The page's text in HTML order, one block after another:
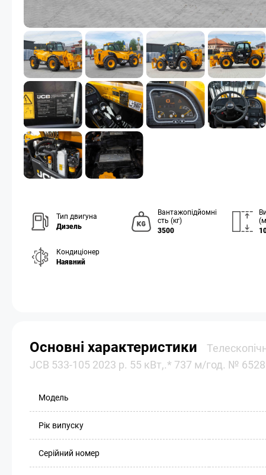
Тип двигуна
Дизель
Вантажопідйомні
сть (кг)
3500
Кондиціонер
Наявний
Основні характеристики
JCB 533-105 2023 р. 55 кВт,.* 737 м/год. № 6528
Модель
Рік випуску
Серійний номер